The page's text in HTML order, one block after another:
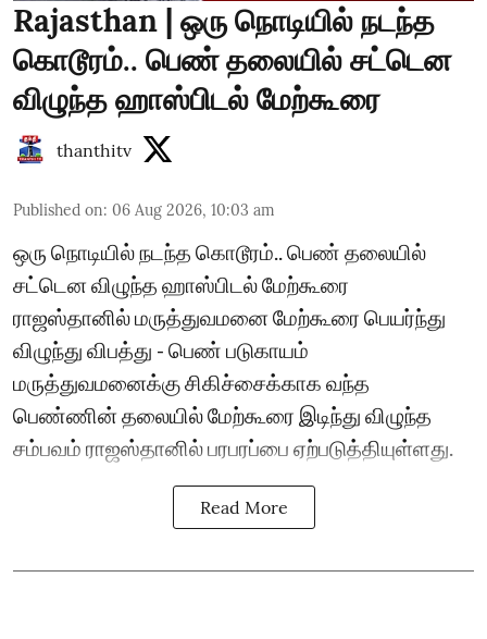
Rajasthan | ஒரு நொடியில் நடந்த
கொடூரம்.. பெண் தலையில் சட்டென
விழுந்த ஹாஸ்பிடல் மேற்கூரை
thanthitv
Published on: 06 Aug 2026, 10:03 am
ஒரு நொடியில் நடந்த கொடூரம்.. பெண் தலையில்
சட்டென விழுந்த ஹாஸ்பிடல் மேற்கூரை
ராஜஸ்தானில் மருத்துவமனை மேற்கூரை பெயர்ந்து
விழுந்து விபத்து - பெண் படுகாயம்
மருத்துவமனைக்கு சிகிச்சைக்காக வந்த
பெண்ணின் தலையில் மேற்கூரை இடிந்து விழுந்த
சம்பவம் ராஜஸ்தானில் பரபரப்பை ஏற்படுத்தியுள்ளது.
Read More